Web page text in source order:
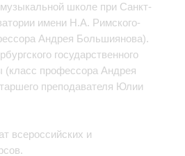
школе при Санкт-
имени Н.А. Римского-
Андрея Большиянова).
государственного
(класс профессора Андрея
преподавателя Юлии
всероссийских и